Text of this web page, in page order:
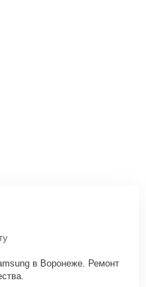
в Воронеже. Ремонт